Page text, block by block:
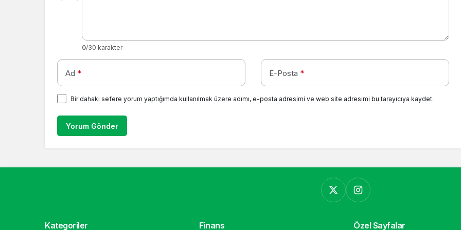
0/30 karakter
Ad * E-Posta *
Bir dahaki sefere yorum yaptığımda kullanılmak üzere adımı, e-posta adresimi ve web site adresimi bu tarayıcıya kaydet.
Yorum Gönder
Kategoriler Finans Özel Sayfalar